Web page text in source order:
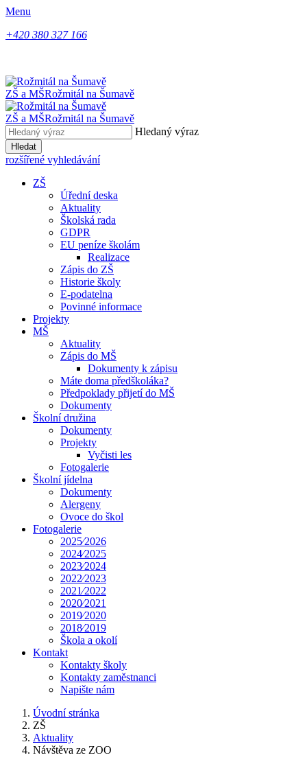
Menu
+420 380 327 166
ZŠ a MŠRožmitál na Šumavě
ZŠ a MŠRožmitál na Šumavě
Hledaný výraz
Hledat
rozšířené vyhledávání
ZŠ
Úřední deska
Aktuality
Školská rada
GDPR
EU peníze školám
Realizace
Zápis do ZŠ
Historie školy
E-podatelna
Povinné informace
Projekty
MŠ
Aktuality
Zápis do MŠ
Dokumenty k zápisu
Máte doma předškoláka?
Předpoklady přijetí do MŠ
Dokumenty
Školní družina
Dokumenty
Projekty
Vyčisti les
Fotogalerie
Školní jídelna
Dokumenty
Alergeny
Ovoce do škol
Fotogalerie
2025⁄2026
2024⁄2025
2023⁄2024
2022⁄2023
2021⁄2022
2020⁄2021
2019⁄2020
2018⁄2019
Škola a okolí
Kontakt
Kontakty školy
Kontakty zaměstnanci
Napište nám
Úvodní stránka
ZŠ
Aktuality
Návštěva ze ZOO